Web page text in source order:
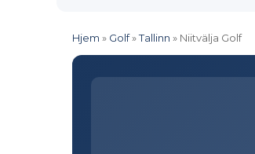
Hjem » Golf»Tallinn » Niitvälja Golf